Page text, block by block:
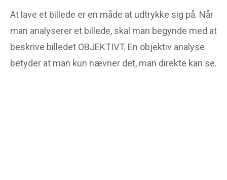
At lave et billede er en måde at udtrykke sig på. Når
man analyserer et billede, skal man begynde med at
beskrive billedet OBJEKTIVT. En objektiv analyse
betyder at man kun nævner det, man direkte kan se.